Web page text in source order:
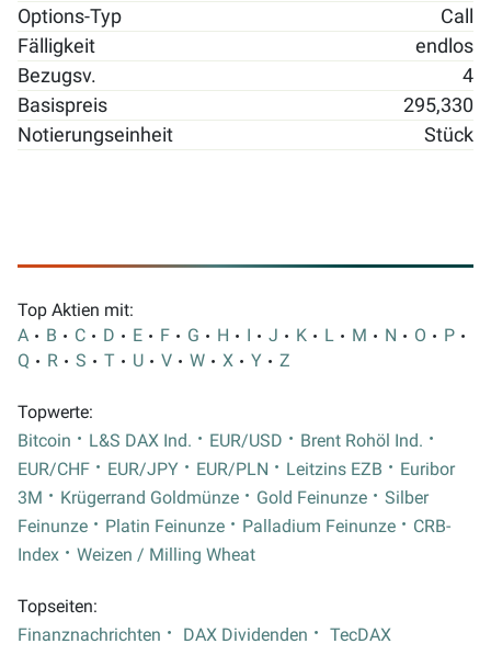
Options-Typ
Call
Fälligkeit
endlos
Bezugsv.
4
Basispreis
295,330
Notierungseinheit
Stück
Top Aktien mit:
A
B C D E F G H I J K L M N O
P
Q
R S T U V W X Y Z
Topwerte:
Bitcoin
L&S DAX Ind. EUR/USD
Brent Rohöl Ind.
EUR/CHF
EUR/JPY EUR/PLN Leitzins EZB
Euribor
3M
Krügerrand Goldmünze Gold Feinunze
Silber
Feinunze
Platin Feinunze Palladium Feinunze
CRB-
Index
Weizen / Milling Wheat
Topseiten:
Finanznachrichten
DAX Dividenden
TecDAX